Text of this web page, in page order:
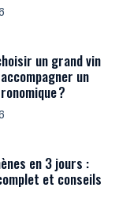
un grand vin
un
?
en 3 jours :
et conseils